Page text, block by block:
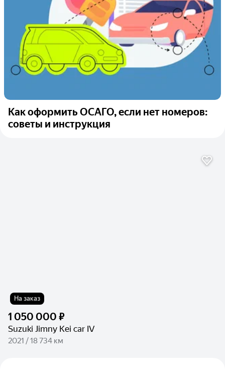
Как оформить ОСАГО, если нет номеров:
советы и инструкция
На заказ
1 050 000 ₽
Suzuki Jimny Kei car IV
2021 / 18 734 км